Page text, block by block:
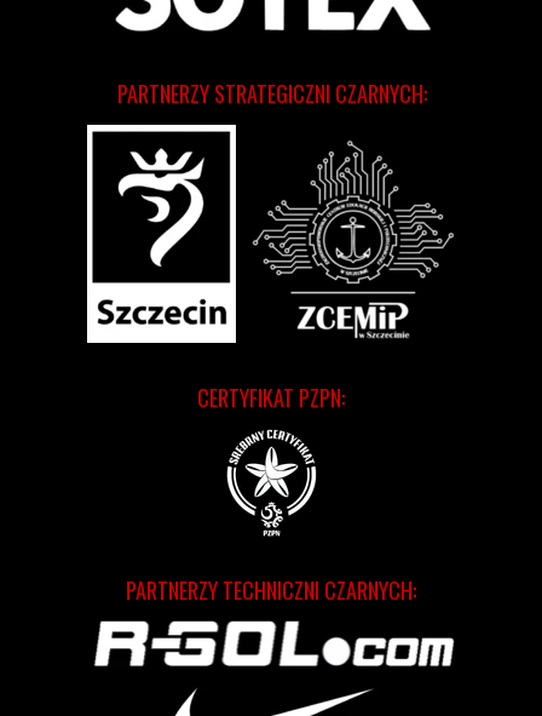
CERTYFIKAT PZPN:
PARTNERZY TECHNICZNI CZARNYCH:
PARTNERZY STRATEGICZNI CZARNYCH: